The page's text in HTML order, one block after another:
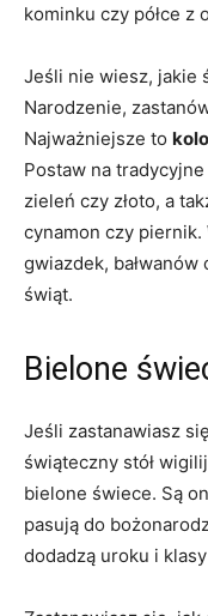
kominku czy półce z⁤
Jeśli nie​ wiesz, jakie
Narodzenie,
Najważniejsze to
Postaw ‍na
zieleń czy złoto, a
cynamon⁤ czy ⁣piernik.
gwiazdek,
świąt.
Bielone
Jeśli zastanawiasz⁤
świąteczny stół
bielone⁣ świece. Są
pasują do
⁢dodadzą uroku‍ i‌